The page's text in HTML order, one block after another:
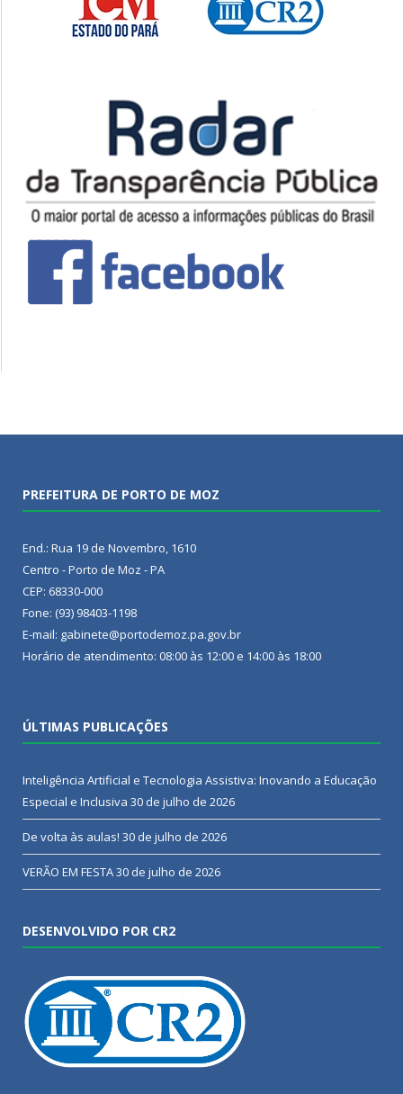
PREFEITURA DE PORTO DE MOZ
End.: Rua 19 de Novembro, 1610
Centro - Porto de Moz - PA
CEP: 68330-000
Fone: (93) 98403-1198
E-mail: gabinete@portodemoz.pa.gov.br
Horário de atendimento: 08:00 às 12:00 e 14:00 às 18:00
ÚLTIMAS PUBLICAÇÕES
Inteligência Artificial e Tecnologia Assistiva: Inovando a Educação
Especial e Inclusiva 30 de julho de 2026
De volta às aulas! 30 de julho de 2026
VERÃO EM FESTA30 de julho de 2026
DESENVOLVIDO POR CR2